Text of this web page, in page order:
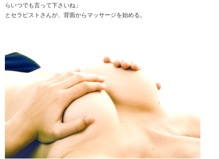
らいつでも言って下さいね」
とセラピストさんが、背面からマッサージを始める。